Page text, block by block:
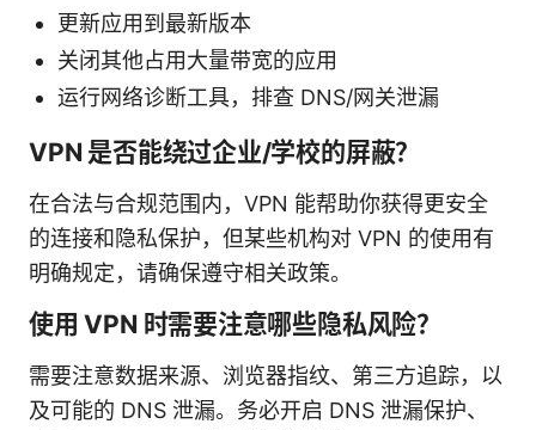
更新应用到最新版本
关闭其他占用大量带宽的应用
运行网络诊断工具，排查 DNS/网关泄漏
VPN 是否能绕过企业/学校的屏蔽？
在合法与合规范围内，VPN 能帮助你获得更安全
的连接和隐私保护，但某些机构对 VPN 的使用有
明确规定，请确保遵守相关政策。
使用 VPN 时需要注意哪些隐私风险？
需要注意数据来源、浏览器指纹、第三方追踪，以
及可能的 DNS 泄漏。务必开启 DNS 泄漏保护、